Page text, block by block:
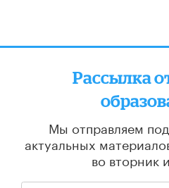
Рассылка
Мы отправляем
актуальных
во вторник